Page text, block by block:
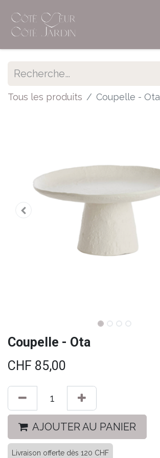
Tous les produits Coupelle - Ota
Coupelle - Ota
CHF 85,00
AJOUTER AU PANIER
Livraison offerte dès 120 CHF